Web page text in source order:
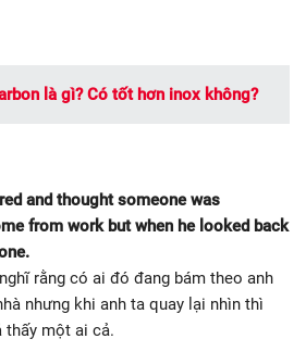
là gì? Có tốt hơn inox không?
and thought someone was
from work but when he looked back
rằng có ai đó đang bám theo anh
nhưng khi anh ta quay lại nhìn thì
thấy một ai cả.